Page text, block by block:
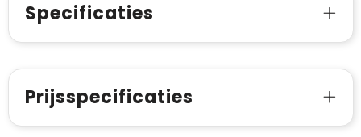
Specificaties
Prijsspecificaties